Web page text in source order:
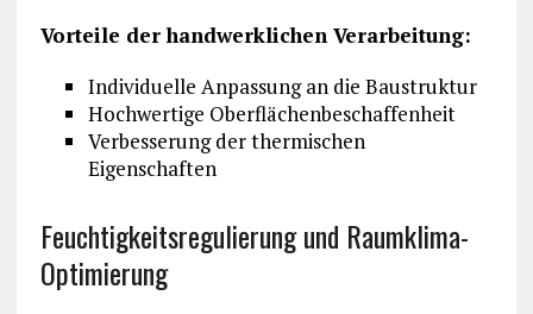
Vorteile der handwerklichen Verarbeitung:
Individuelle Anpassung an die Baustruktur
Hochwertige Oberflächenbeschaffenheit
Verbesserung der thermischen
Eigenschaften
Feuchtigkeitsregulierung und Raumklima-
Optimierung